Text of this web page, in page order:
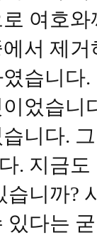
여호
서 제
습니다
었습니
니다.
. 지금
습니까?
있다는